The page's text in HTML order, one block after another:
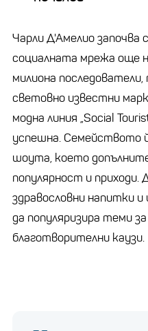
Чарли Д'Амелио започва
социалната мрежа още
милиона
световно известни
модна линия „Social
успешна. Семейството
шоута, което
популярност и приходи.
здравословни напитки
да популяризира теми
благотворителни каузи.